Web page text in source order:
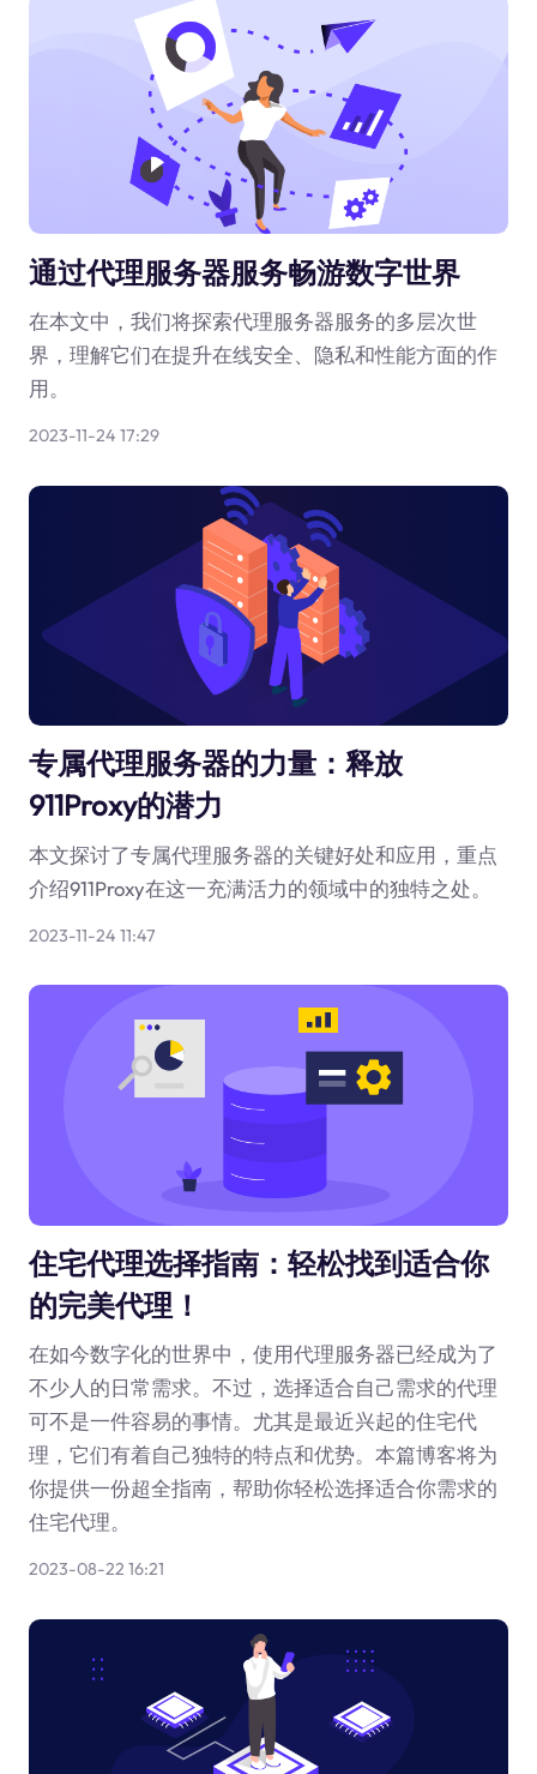
通过代理服务器服务畅游数字世界
在本文中，我们将探索代理服务器服务的多层次世
界，理解它们在提升在线安全、隐私和性能方面的作
用。
2023-11-24 17:29
专属代理服务器的力量：释放
911Proxy的潜力
本文探讨了专属代理服务器的关键好处和应用，重点
介绍911Proxy在这一充满活力的领域中的独特之处。
2023-11-24 11:47
住宅代理选择指南：轻松找到适合你
的完美代理！
在如今数字化的世界中，使用代理服务器已经成为了
不少人的日常需求。不过，选择适合自己需求的代理
可不是一件容易的事情。尤其是最近兴起的住宅代
理，它们有着自己独特的特点和优势。本篇博客将为
你提供一份超全指南，帮助你轻松选择适合你需求的
住宅代理。
2023-08-22 16:21